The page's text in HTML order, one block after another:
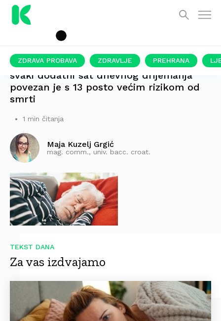
ZDRAVA PROBAVA ZDRAVLJE PREHRANA
svaki dodatni sat dnevnog drijemanja
povezan je s 13 posto većim rizikom od
smrti
1 min čitanja
Maja Kuzelj Grgić
mag. comm., univ. bacc. croat.
TEKST DANA
Za vas izdvajamo